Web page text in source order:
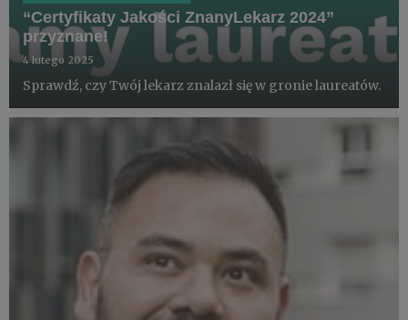
“Certyfikaty Jakości ZnanyLekarz 2024”
przyznane!
4 lutego 2025
Sprawdź, czy Twój lekarz znalazł się w gronie laureatów.